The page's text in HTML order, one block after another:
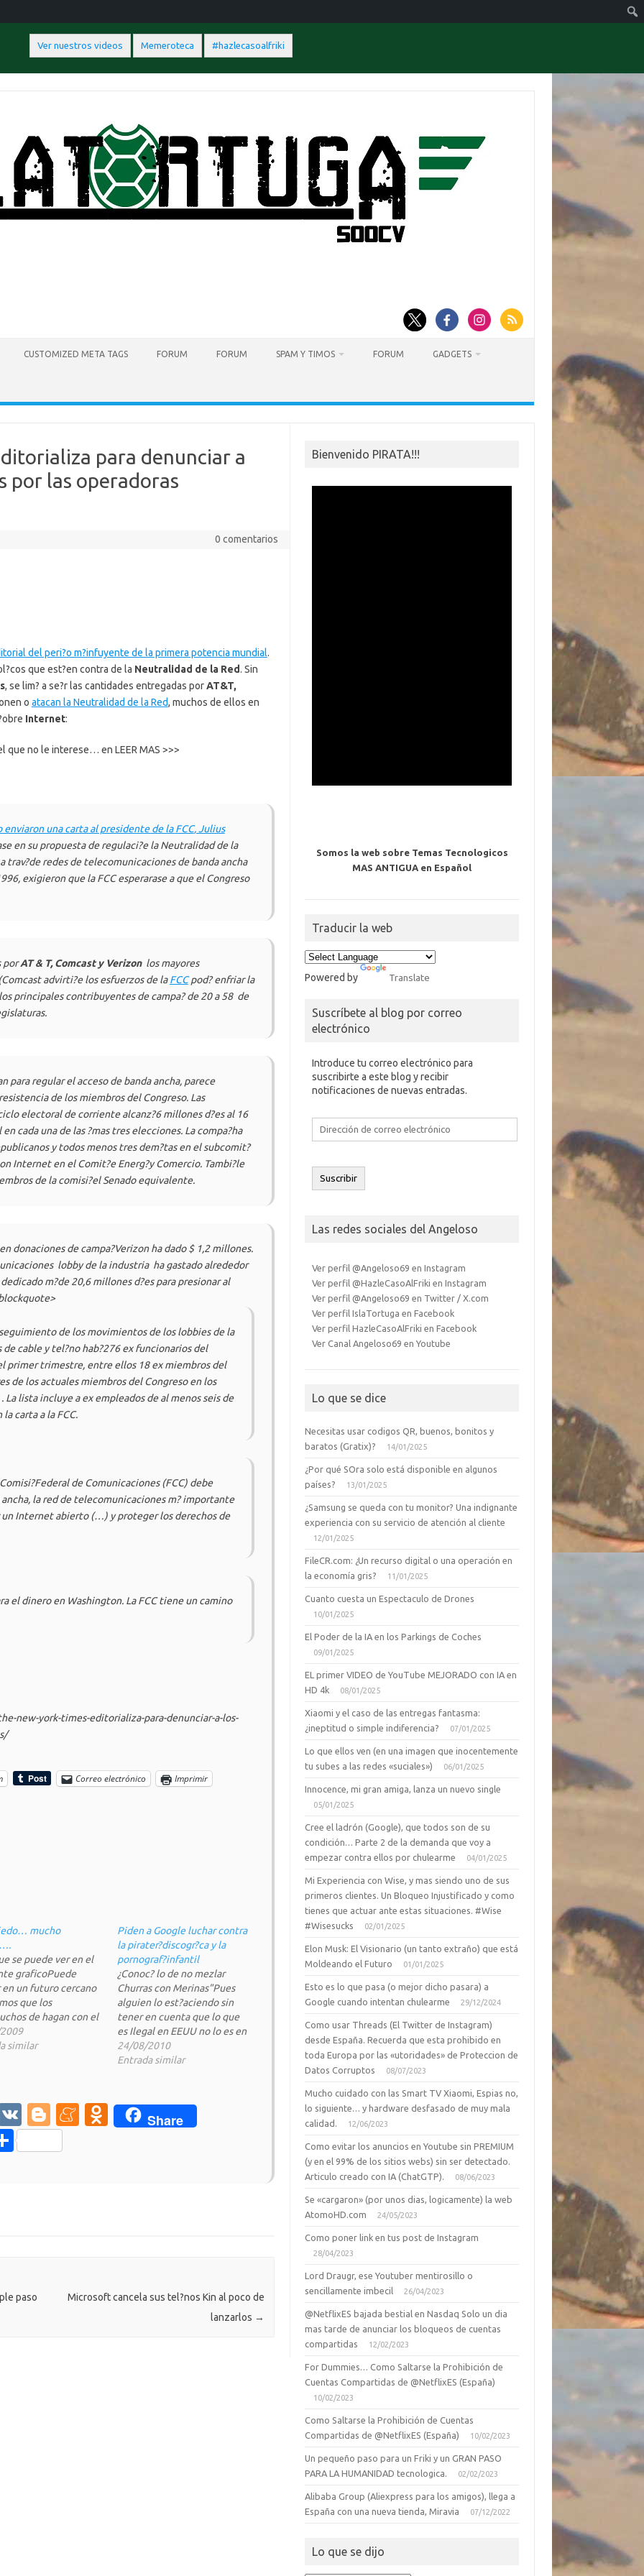
Ver nuestros videos Memeroteca #hazlecasoalfriki
CUSTOMIZED META TAGS FORUM FORUM SPAM Y TIMOS FORUM GADGETS
para denunciar a
por las operadoras
0 comentarios
del peri?o m?infuyente de la primera potencia mundial.
que est?en contra de la Neutralidad de la Red. Sin
, se lim? a se?r las cantidades entregadas porAT&T,
o atacan la Neutralidad de la Red, muchos de ellos en
Internet:
que no le interese… en LEER MAS >>>
enviaron una carta al presidente de laFCC, Julius
en su propuesta de regulaci?e la Neutralidad de la
trav?de redes de telecomunicaciones de banda ancha
exigieron que laFCCesperarase a que el Congreso
porAT & T, Comcast y Verizon los mayores
advirti?e los esfuerzos de laFCCpod? enfriar la
principales contribuyentes de campa? de 20 a 58  de
para regular el acceso de banda ancha, parece
de los miembros del Congreso. Las
electoral de corriente alcanz?6 millones d?es al 16
cada una de las ?mas tres elecciones. La compa?ha
y todos menos tres dem?tas en el subcomit?
Internet en el Comit?e Energ?y Comercio. Tambi?le
de la comisi?el Senado equivalente.
donaciones de campa?Verizon ha dado $ 1,2 millones.
 lobby de la industria  ha gastado alrededor
m?de 20,6 millones d?es para presionar al
de los movimientos de los lobbies de la
cable y tel?no hab?276 ex funcionarios del
primer trimestre, entre ellos 18 ex miembros del
de los actuales miembros del Congreso en los
lista incluye a ex empleados de al menos seis de
la carta a laFCC.
de Comunicaciones (FCC) debe
la red de telecomunicaciones m? importante
Internet abierto (…) y proteger los derechos de
el dinero en Washington. LaFCCtiene un camino
new-york-times-editorializa-para-denunciar-a-los-
Correo electrónico Imprimir
mucho
se puede ver en el
graficoPuede
en un futuro cercano
que los
de hagan con el
la Red de redes...
tiempo que paso el
similar
Piden a Google luchar contra
la pirater?discogr?ca y la
pornograf?infantil
¿Conoc? lo de no mezlar
Churras con Merinas"Pues
alguien lo est?aciendo sin
tener en cuenta que lo que
es Ilegal en EEUU no lo es en
Espa?br />"La nueva versi?ol?
ca de Google, m?cercana a la
e la Industria Discogr?ca de
Estados Unidos (RIAA) y…
24/08/2010
Entrada similar
M
V
K
Bl
o
g
M O
i
Share
C
paso
Microsoft cancela sus tel?nos Kin al poco de
lanzarlos →
Bienvenido PIRATA!!!
Somos la web sobre Temas Tecnologicos
MAS ANTIGUA en Español
Traducir la web
Powered by Translate
Suscríbete al blog por correo
electrónico
Introduce tu correo electrónico para
suscribirte a este blog y recibir
notificaciones de nuevas entradas.
Dirección
electrónico
Suscribir
Las redes sociales del Angeloso
Ver perfil @Angeloso69 en Instagram
Ver perfil @HazleCasoAlFriki en Instagram
Ver perfil @Angeloso69 en Twitter / X.com
Ver perfil IslaTortuga en Facebook
Ver perfil HazleCasoAlFriki en Facebook
Ver Canal Angeloso69 en Youtube
Lo que se dice
Necesitas usar codigos QR, buenos, bonitos y
baratos (Gratix)?
14/01/2025
¿Por qué SOra solo está disponible en algunos
países?
13/01/2025
¿Samsung se queda con tu monitor? Una indignante
experiencia con su servicio de atención al cliente
12/01/2025
FileCR.com: ¿Un recurso digital o una operación en
la economía gris?
11/01/2025
Cuanto cuesta un Espectaculo de Drones
10/01/2025
El Poder de la IA en los Parkings de Coches
09/01/2025
EL primer VIDEO de YouTube MEJORADO con IA en
HD 4k
08/01/2025
Xiaomi y el caso de las entregas fantasma:
¿ineptitud o simple indiferencia?
07/01/2025
Lo que ellos ven (en una imagen que inocentemente
tu subes a las redes «suciales»)
06/01/2025
Innocence, mi gran amiga, lanza un nuevo single
05/01/2025
Cree el ladrón (Google), que todos son de su
condición… Parte 2 de la demanda que voy a
empezar contra ellos por chulearme
04/01/2025
Mi Experiencia con Wise, y mas siendo uno de sus
primeros clientes. Un Bloqueo Injustificado y como
tienes que actuar ante estas situaciones. #Wise
#Wisesucks
02/01/2025
Elon Musk: El Visionario (un tanto extraño) que está
Moldeando el Futuro
01/01/2025
Esto es lo que pasa (o mejor dicho pasara) a
Google cuando intentan chulearme
29/12/2024
Como usar Threads (El Twitter de Instagram)
desde España. Recuerda que esta prohibido en
toda Europa por las «utoridades» de Proteccion de
Datos Corruptos
08/07/2023
Mucho cuidado con las Smart TV Xiaomi, Espias no,
lo siguiente… y hardware desfasado de muy mala
calidad.
12/06/2023
Como evitar los anuncios en Youtube sin PREMIUM
(y en el 99% de los sitios webs) sin ser detectado.
Articulo creado con IA (ChatGTP).
08/06/2023
Se «cargaron» (por unos dias, logicamente) la web
AtomoHD.com
24/05/2023
Como poner link en tus post de Instagram
28/04/2023
Lord Draugr, ese Youtuber mentirosillo o
sencillamente imbecil
26/04/2023
@NetflixES bajada bestial en Nasdaq Solo un dia
mas tarde de anunciar los bloqueos de cuentas
compartidas
12/02/2023
For Dummies… Como Saltarse la Prohibición de
Cuentas Compartidas de @NetflixES (España)
10/02/2023
Como Saltarse la Prohibición de Cuentas
Compartidas de @NetflixES (España)
10/02/2023
Un pequeño paso para un Friki y un GRAN PASO
PARA LA HUMANIDAD tecnologica.
02/02/2023
Alibaba Group (Aliexpress para los amigos), llega a
España con una nueva tienda, Miravia
07/12/2022
Lo que se dijo